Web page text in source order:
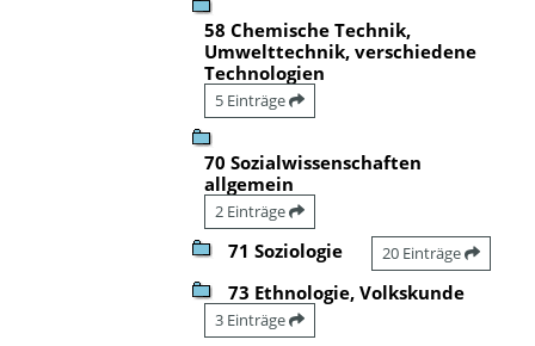
58 Chemische Technik,
Umwelttechnik, verschiedene
Technologien
5 Einträge
70 Sozialwissenschaften
allgemein
2 Einträge
71 Soziologie 20 Einträge
73 Ethnologie, Volkskunde
3 Einträge